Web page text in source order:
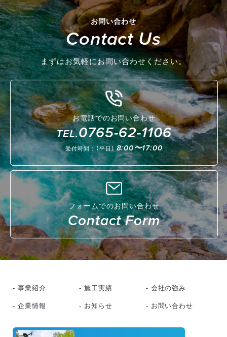
お問い合わせ
Contact Us
まずはお気軽にお問い合わせください。
お電話でのお問い合わせ
TEL.0765-62-1106
受付時間：（平日） 8:00〜17:00
フォームでのお問い合わせ
Contact Form
- 事業紹介 - 施工実績 - 会社の強み
- 企業情報 - お知らせ - お問い合わせ